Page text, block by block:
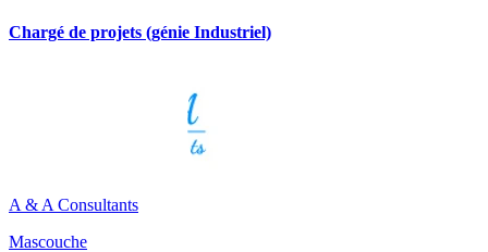
Chargé de projets (génie Industriel)
A & A Consultants
Mascouche